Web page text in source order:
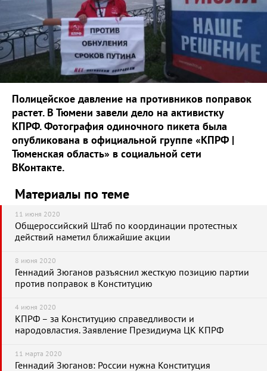
Полицейское давление на противников поправок
растет. В Тюмени завели дело на активистку
КПРФ.Фотография одиночного пикета была
опубликована в официальной группе «КПРФ |
Тюменская область» в социальной сети
ВКонтакте.
Материалы по теме
11 июня 2020
Общероссийский Штаб по координации протестных
действий наметил ближайшие акции
8 июня 2020
Геннадий Зюганов разъяснил жесткую позицию партии
против поправок в Конституцию
4 июня 2020
КПРФ – за Конституцию справедливости и
народовластия. Заявление Президиума ЦК КПРФ
11 марта 2020
Геннадий Зюганов: России нужна Конституция